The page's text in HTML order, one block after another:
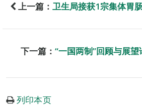
上一篇： 卫生局接获1宗集体胃
下一篇： “一国两制”回顾与展
列印本页